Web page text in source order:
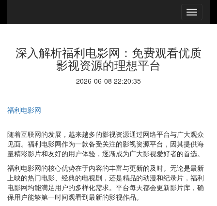
深入解析福利电影网：免费观看优质
影视资源的理想平台
2026-06-08 22:20:35
福利电影网
随着互联网的发展，越来越多的影视资源通过网络平台与广大观众
见面。福利电影网作为一款备受关注的影视资源平台，因其提供海
量精彩影片和友好的用户体验，逐渐成为广大影视爱好者的首选。
福利电影网的核心优势在于内容的丰富与更新的及时。无论是最新
上映的热门电影、经典的电视剧，还是精品的动漫和纪录片，福利
电影网均能满足用户的多样化需求。平台每天都会更新影片库，确
保用户能够第一时间观看到最新的影视作品。